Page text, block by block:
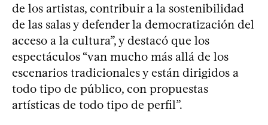
de los artistas, contribuir a la sostenibilidad
de las salas y defender la democratización del
acceso a la cultura”, y destacó que los
espectáculos “van mucho más allá de los
escenarios tradicionales y están dirigidos a
todo tipo de público, con propuestas
artísticas de todo tipo de perfil”.